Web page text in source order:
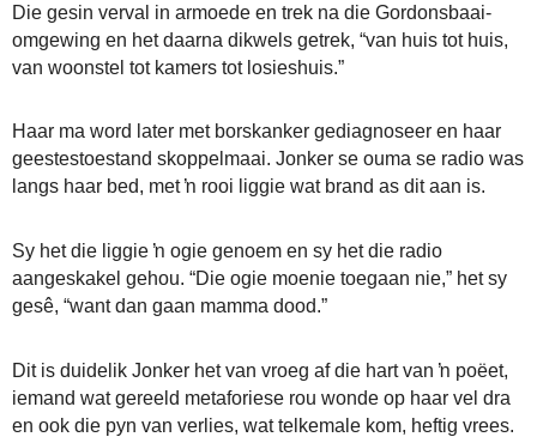
Die gesin verval in armoede en trek na die Gordonsbaai-
omgewing en het daarna dikwels getrek, “van huis tot huis,
van woonstel tot kamers tot losieshuis.”
Haar ma word later met borskanker gediagnoseer en haar
geestestoestand skoppelmaai. Jonker se ouma se radio was
langs haar bed, met ŉ rooi liggie wat brand as dit aan is.
Sy het die liggie ŉ ogie genoem en sy het die radio
aangeskakel gehou. “Die ogie moenie toegaan nie,” het sy
gesê, “want dan gaan mamma dood.”
Dit is duidelik Jonker het van vroeg af die hart van ŉ poëet,
iemand wat gereeld metaforiese rou wonde op haar vel dra
en ook die pyn van verlies, wat telkemale kom, heftig vrees.